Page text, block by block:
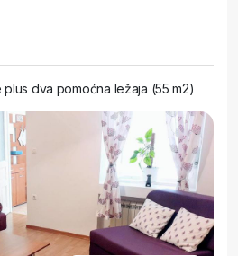
dva pomoćna ležaja (55 m2)